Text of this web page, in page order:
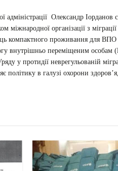
адміністрації Олександр
міжнародної організації з
компактного проживання для ВПО
внутрішньо переміщеним особам
у протидії неврегульованій
в галузі охорони